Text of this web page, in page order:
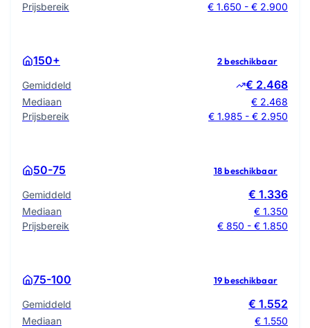
Prijsbereik
€ 1.650 - € 2.900
150+ 2 beschikbaar
Gemiddeld € 2.468
Mediaan
€ 2.468
Prijsbereik
€ 1.985 - € 2.950
50-75 18 beschikbaar
Gemiddeld € 1.336
Mediaan
€ 1.350
Prijsbereik
€ 850 - € 1.850
75-100 19 beschikbaar
Gemiddeld € 1.552
Mediaan
€ 1.550